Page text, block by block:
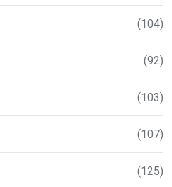
(104)
(92)
(103)
(107)
(125)